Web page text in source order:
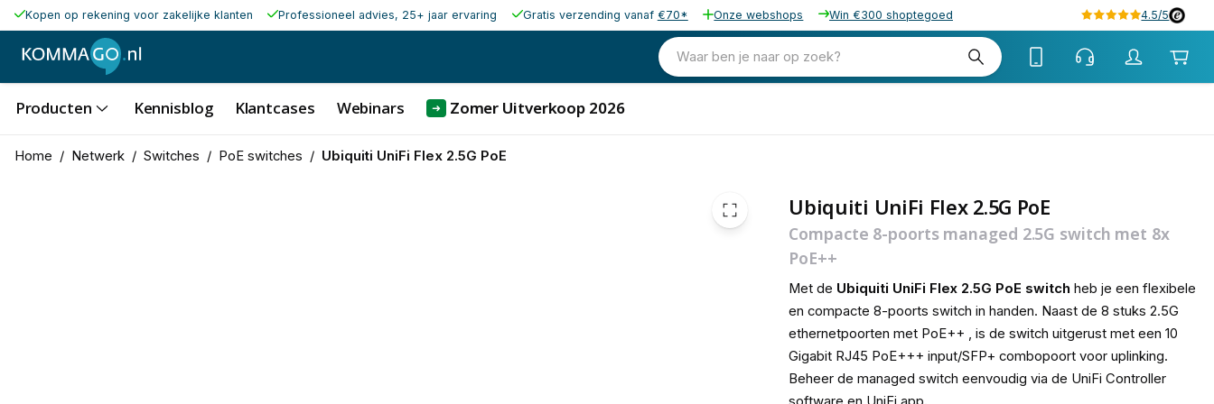
Kopen op rekening voor zakelijke klanten Professioneel advies, 25+ jaar ervaring Gratis verzending vanaf €70* Onze webshops Win €300 shoptegoed 4.5/5
Waar ben je naar op zoek?
Producten Kennisblog Klantcases Webinars ➜ Zomer Uitverkoop 2026
Home / Netwerk / Switches / PoE switches / Ubiquiti UniFi Flex 2.5G PoE
Ubiquiti UniFi Flex 2.5G PoE
Compacte 8-poorts managed 2.5G switch met 8x
PoE++
Met de Ubiquiti UniFi Flex 2.5G PoE switch heb je een flexibele
en compacte 8-poorts switch in handen. Naast de 8 stuks 2.5G
ethernetpoorten met PoE++ , is de switch uitgerust met een 10
Gigabit RJ45 PoE+++ input/SFP+ combopoort voor uplinking.
Beheer de managed switch eenvoudig via de UniFi Controller
173,47 excl. btw
209,90 incl. btw